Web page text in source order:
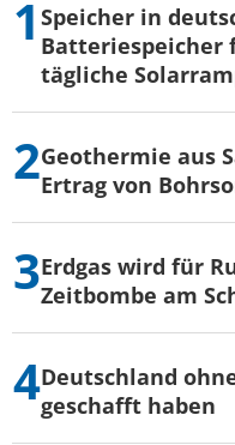
Speicher in
Batteriespeicher
tägliche
Geothermie aus
Ertrag von
Erdgas wird für
Zeitbombe am
Deutschland
geschafft haben